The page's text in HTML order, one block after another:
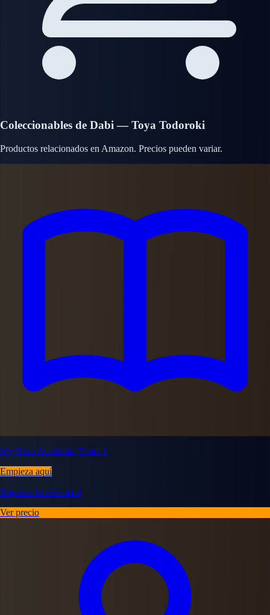
Coleccionables de Dabi — Toya Todoroki
Productos relacionados en Amazon. Precios pueden variar.
My Hero Academia Tomo 1
Empieza aquí
Empieza la serie aquí
Ver precio